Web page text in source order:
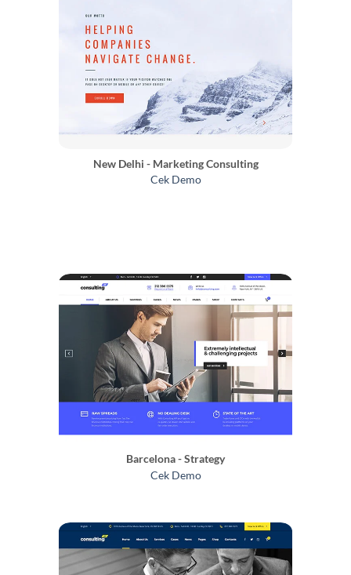
New Delhi - Marketing Consulting
Cek Demo
Barcelona - Strategy
Cek Demo